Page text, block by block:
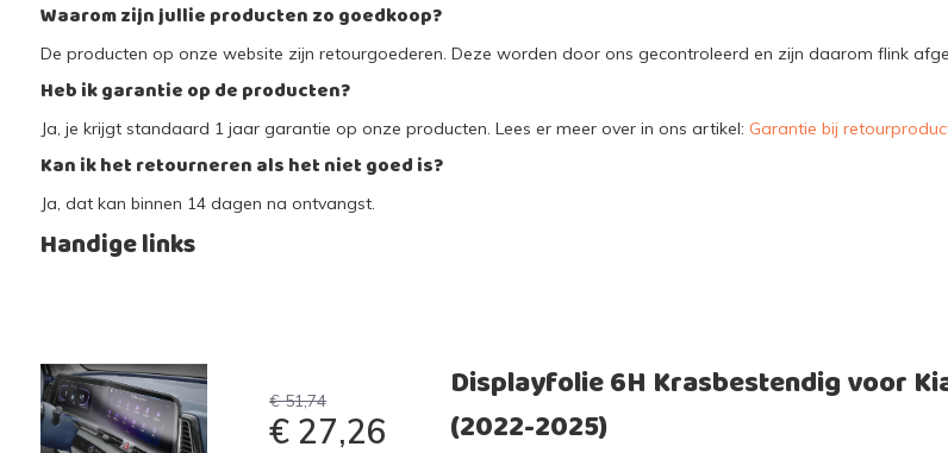
Waarom zijn jullie producten zo goedkoop?
De producten op onze website zijn retourgoederen. Deze worden door ons gecontroleerd en zijn daarom flink
Heb ik garantie op de producten?
Ja, je krijgt standaard 1 jaar garantie op onze producten. Lees er meer over in ons artikel: Garantie bij
Kan ik het retourneren als het niet goed is?
Ja, dat kan binnen 14 dagen na ontvangst.
Handige links
€ 51,74
€ 27,26
Displayfolie 6H Krasbestendig voor
(2022-2025)